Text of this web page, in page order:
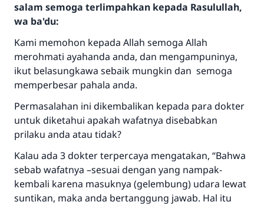
salam semoga terlimpahkan kepada Rasulullah,
wa ba'du:
Kami memohon kepada Allah semoga Allah
merohmati ayahanda anda, dan mengampuninya,
ikut belasungkawa sebaik mungkin dan semoga
memperbesar pahala anda.
Permasalahan ini dikembalikan kepada para dokter
untuk diketahui apakah wafatnya disebabkan
prilaku anda atau tidak?
Kalau ada 3 dokter terpercaya mengatakan, “Bahwa
sebab wafatnya –sesuai dengan yang nampak-
kembali karena masuknya (gelembung) udara lewat
suntikan, maka anda bertanggung jawab. Hal itu